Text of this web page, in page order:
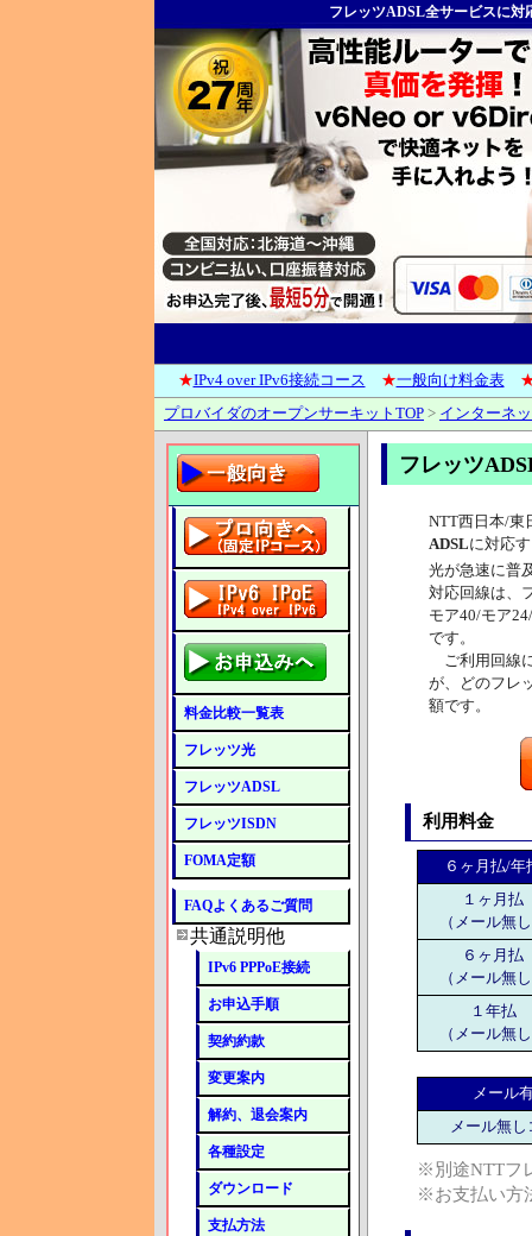
フレッツADSL全サービスに対
★IPv4 over IPv6接続コース ★一般向け料金表
プロバイダのオープンサーキットTOP > インターネ
フレッツ
NTT西日本/東
ADSLに対応
光が急速に普
対応回線は、
モア40/モア
です。
ご利用回線
が、どのフレ
額です。
利用料金
６ヶ月払/年
１ヶ月払
（メール無
６ヶ月払
（メール無
１年払
（メール無
メール
メール無し
※別途NTTフ
※お支払い方
料金比較一覧表
フレッツ光
フレッツADSL
フレッツISDN
FOMA定額
FAQよくあるご質問
共通説明他
IPv6 PPPoE接続
お申込手順
契約約款
変更案内
解約、退会案内
各種設定
ダウンロード
支払方法